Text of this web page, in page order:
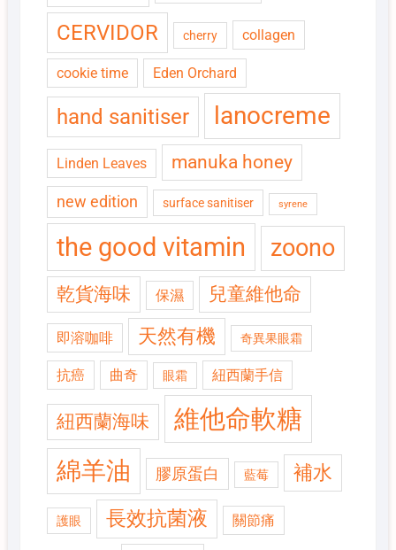
CERVIDOR cherry collagen
cookie time Eden Orchard
hand sanitiser lanocreme
Linden Leaves manuka honey
new edition surface sanitiser syrene
the good vitamin zoono
乾貨海味 保濕 兒童維他命
即溶咖啡 天然有機 奇異果眼霜
抗癌 曲奇 眼霜 紐西蘭手信
紐西蘭海味 維他命軟糖
綿羊油 膠原蛋白 藍莓 補水
護眼 長效抗菌液 關節痛